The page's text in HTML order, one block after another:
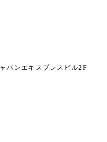
パンエキスプレスビル2F